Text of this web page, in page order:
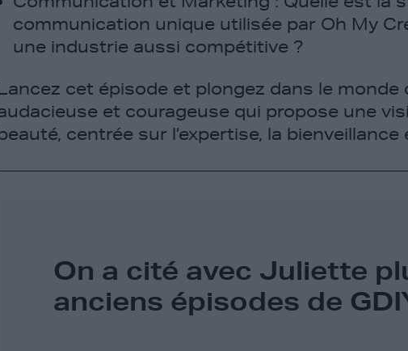
communication unique utilisée par Oh My
une industrie aussi compétitive ?
cet épisode et plongez dans le monde
et courageuse qui propose une
centrée sur l’expertise, la bienveillance
On a cité avec Juliette
anciens épisodes de